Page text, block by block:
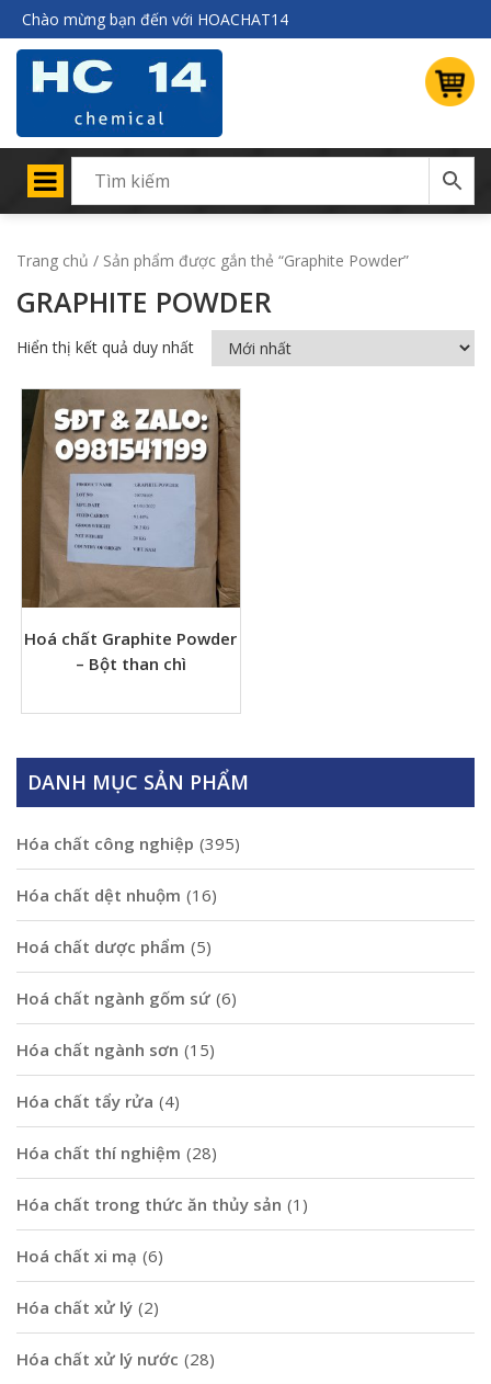
Chào mừng bạn đến với HOACHAT14
Trang chủ / Sản phẩm được gắn thẻ “Graphite Powder”
GRAPHITE POWDER
Hiển thị kết quả duy nhất
Hoá chất Graphite Powder
– Bột than chì
DANH MỤC SẢN PHẨM
Hóa chất công nghiệp (395)
Hóa chất dệt nhuộm (16)
Hoá chất dược phẩm (5)
Hoá chất ngành gốm sứ (6)
Hóa chất ngành sơn (15)
Hóa chất tẩy rửa (4)
Hóa chất thí nghiệm (28)
Hóa chất trong thức ăn thủy sản (1)
Hoá chất xi mạ (6)
Hóa chất xử lý (2)
Hóa chất xử lý nước (28)